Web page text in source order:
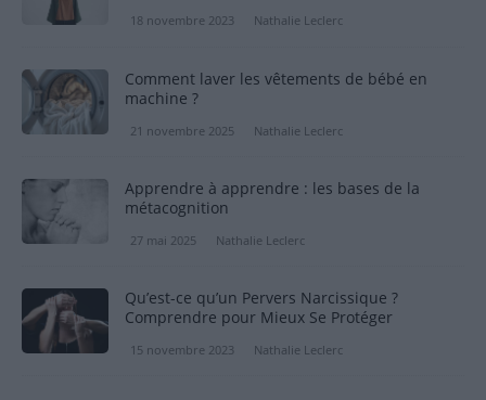
18 novembre 2023 Nathalie Leclerc
Comment laver les vêtements de bébé en
machine ?
21 novembre 2025 Nathalie Leclerc
Apprendre à apprendre : les bases de la
métacognition
27 mai 2025 Nathalie Leclerc
Qu’est-ce qu’un Pervers Narcissique ?
Comprendre pour Mieux Se Protéger
15 novembre 2023 Nathalie Leclerc